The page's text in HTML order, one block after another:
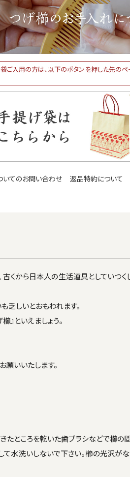
ご入用の方は、以下のボタンを押した先のペ
いてのお問い合わせ 返品特約について
くから日本人の生活道具としていつく
乏しいとおもわれます。
といえましょう。
いいたします。
ところを乾いた歯ブラシなどで櫛の間
て水洗いしないで下さい。櫛の光沢がな